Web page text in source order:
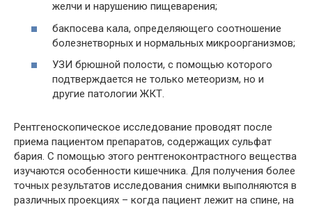
желчи и нарушению пищеварения;
бакпосева кала, определяющего соотношение
болезнетворных и нормальных микроорганизмов;
УЗИ брюшной полости, с помощью которого
подтверждается не только метеоризм, но и
другие патологии ЖКТ.
Рентгеноскопическое исследование проводят после
приема пациентом препаратов, содержащих сульфат
бария. С помощью этого рентгеноконтрастного вещества
изучаются особенности кишечника. Для получения более
точных результатов исследования снимки выполняются в
различных проекциях – когда пациент лежит на спине, на